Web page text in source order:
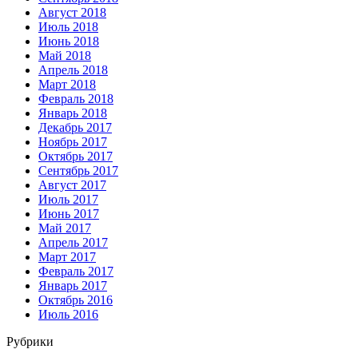
Август 2018
Июль 2018
Июнь 2018
Май 2018
Апрель 2018
Март 2018
Февраль 2018
Январь 2018
Декабрь 2017
Ноябрь 2017
Октябрь 2017
Сентябрь 2017
Август 2017
Июль 2017
Июнь 2017
Май 2017
Апрель 2017
Март 2017
Февраль 2017
Январь 2017
Октябрь 2016
Июль 2016
Рубрики